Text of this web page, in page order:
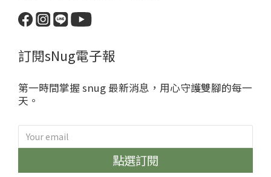
訂閱sNug電子報
第一時間掌握 snug 最新消息，用心守護雙腳的每一
天。
點選訂閱